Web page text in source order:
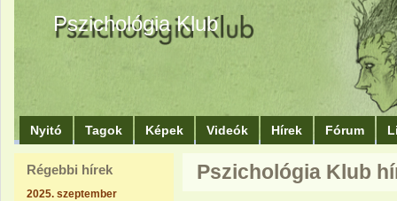
Pszichológia Klub
Nyitó Tagok Képek Videók Hírek Fórum
Régebbi hírek
2025. szeptember
Pszichológia Klub